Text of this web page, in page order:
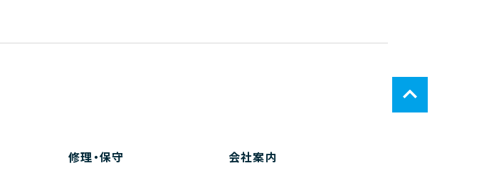
修理・保守 会社案内